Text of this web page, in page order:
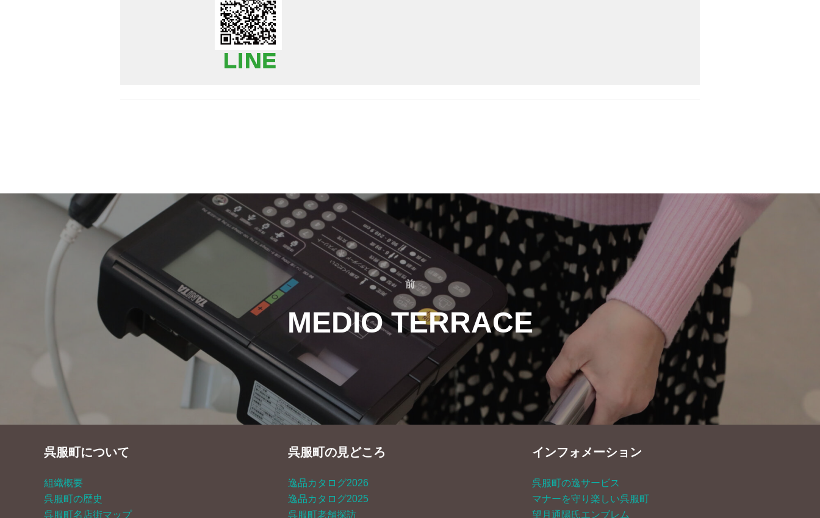
前
前
MEDIO TERRACE
呉服町について
組織概要
呉服町の歴史
呉服町名店街マップ
呉服町の見どころ
逸品カタログ2026
逸品カタログ2025
呉服町老舗探訪
インフォメーション
呉服町の逸サービス
マナーを守り楽しい呉服町
望月通陽氏エンブレム